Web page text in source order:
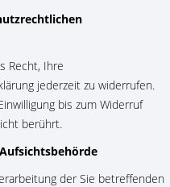
Recht, Ihre
jederzeit zu widerrufen.
bis zum Widerruf
berührt.
der Sie betreffenden